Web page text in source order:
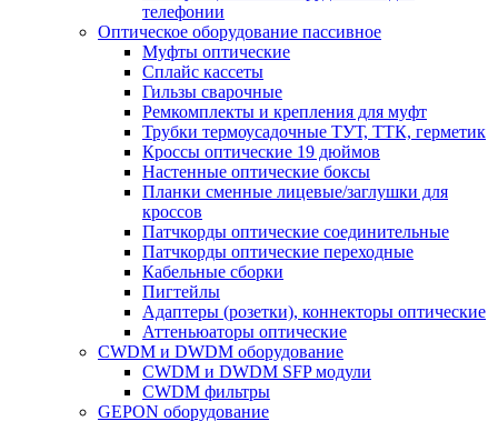
телефонии
Оптическое оборудование пассивное
Муфты оптические
Сплайс кассеты
Гильзы сварочные
Ремкомплекты и крепления для муфт
Трубки термоусадочные ТУТ, ТТК, герметик
Кроссы оптические 19 дюймов
Настенные оптические боксы
Планки сменные лицевые/заглушки для
кроссов
Патчкорды оптические соединительные
Патчкорды оптические переходные
Кабельные сборки
Пигтейлы
Адаптеры (розетки), коннекторы оптические
Аттеньюаторы оптические
CWDM и DWDM оборудование
CWDM и DWDM SFP модули
CWDM фильтры
GEPON оборудование